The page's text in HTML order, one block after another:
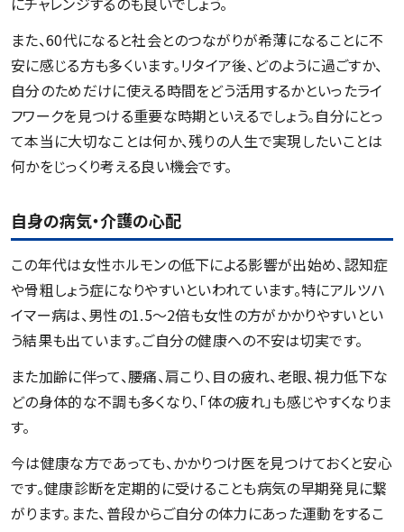
また、60代になると社会とのつながりが希薄になることに不
安に感じる方も多くいます。リタイア後、どのように過ごすか、
自分のためだけに使える時間をどう活用するかといったライ
フワークを見つける重要な時期といえるでしょう。自分にとっ
て本当に大切なことは何か、残りの人生で実現したいことは
何かをじっくり考える良い機会です。
自身の病気・介護の心配
この年代は女性ホルモンの低下による影響が出始め、認知症
や骨粗しょう症になりやすいといわれています。特にアルツハ
イマー病は、男性の1.5～2倍も女性の方がかかりやすいとい
う結果も出ています。ご自分の健康への不安は切実です。
また加齢に伴って、腰痛、肩こり、目の疲れ、老眼、視力低下な
どの身体的な不調も多くなり、「体の疲れ」も感じやすくなりま
す。
今は健康な方であっても、かかりつけ医を見つけておくと安心
です。健康診断を定期的に受けることも病気の早期発見に繋
がります。また、普段からご自分の体力にあった運動をするこ